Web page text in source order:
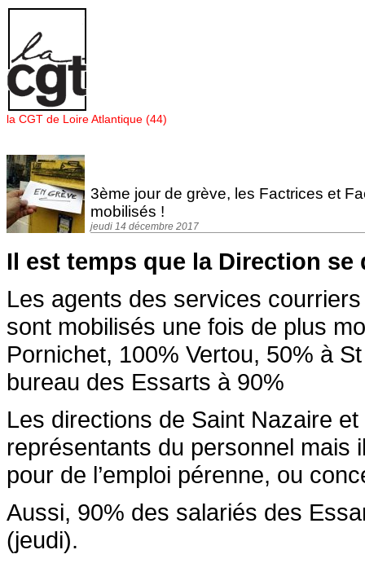
Panneau de gestion des cookies
la CGT de Loire Atlantique (44)
3ème jour de grève, les Factrices et
mobilisés !
jeudi 14 décembre 2017
Il est temps que la Direction se
Les agents des services
sont mobilisés une fois de plus
Pornichet, 100% Vertou, 50% à
bureau des Essarts à 90%
Les directions de Saint Nazaire
représentants du personnel mais
pour de l’emploi pérenne, ou
Aussi, 90% des salariés des
(jeudi).